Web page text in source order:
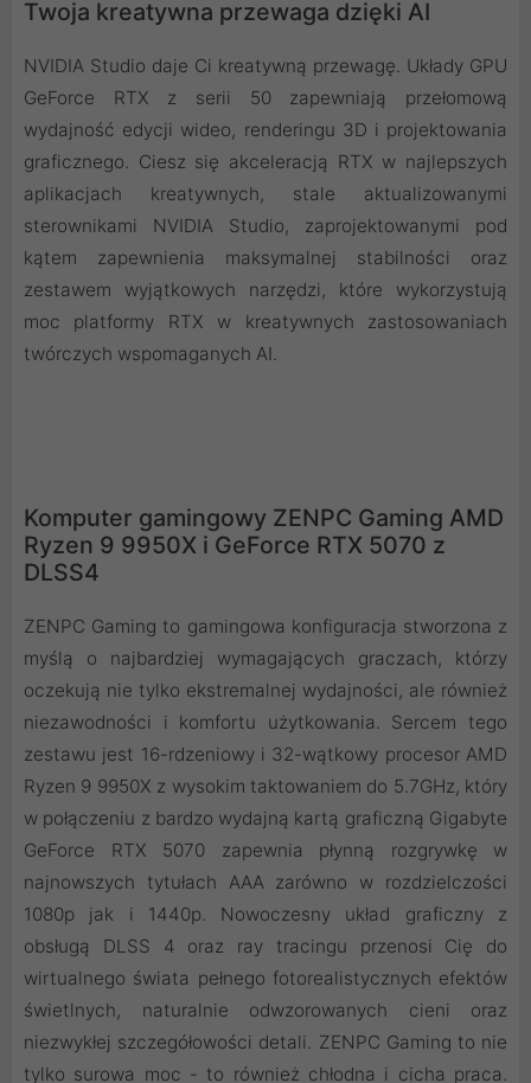
Twoja kreatywna przewaga dzięki AI
NVIDIA Studio daje Ci kreatywną przewagę. Układy GPU
GeForce RTX z serii 50 zapewniają przełomową
wydajność edycji wideo, renderingu 3D i projektowania
graficznego. Ciesz się akceleracją RTX w najlepszych
aplikacjach kreatywnych, stale aktualizowanymi
sterownikami NVIDIA Studio, zaprojektowanymi pod
kątem zapewnienia maksymalnej stabilności oraz
zestawem wyjątkowych narzędzi, które wykorzystują
moc platformy RTX w kreatywnych zastosowaniach
twórczych wspomaganych AI.
Komputer gamingowy ZENPC Gaming AMD
Ryzen 9 9950X i GeForce RTX 5070 z
DLSS4
ZENPC Gaming to gamingowa konfiguracja stworzona z
myślą o najbardziej wymagających graczach, którzy
oczekują nie tylko ekstremalnej wydajności, ale również
niezawodności i komfortu użytkowania. Sercem tego
zestawu jest 16-rdzeniowy i 32-wątkowy procesor AMD
Ryzen 9 9950X z wysokim taktowaniem do 5.7GHz, który
w połączeniu z bardzo wydajną kartą graficzną Gigabyte
GeForce RTX 5070 zapewnia płynną rozgrywkę w
najnowszych tytułach AAA zarówno w rozdzielczości
1080p jak i 1440p. Nowoczesny układ graficzny z
obsługą DLSS 4 oraz ray tracingu przenosi Cię do
wirtualnego świata pełnego fotorealistycznych efektów
świetlnych, naturalnie odwzorowanych cieni oraz
niezwykłej szczegółowości detali. ZENPC Gaming to nie
tylko surowa moc - to również chłodna i cicha praca.